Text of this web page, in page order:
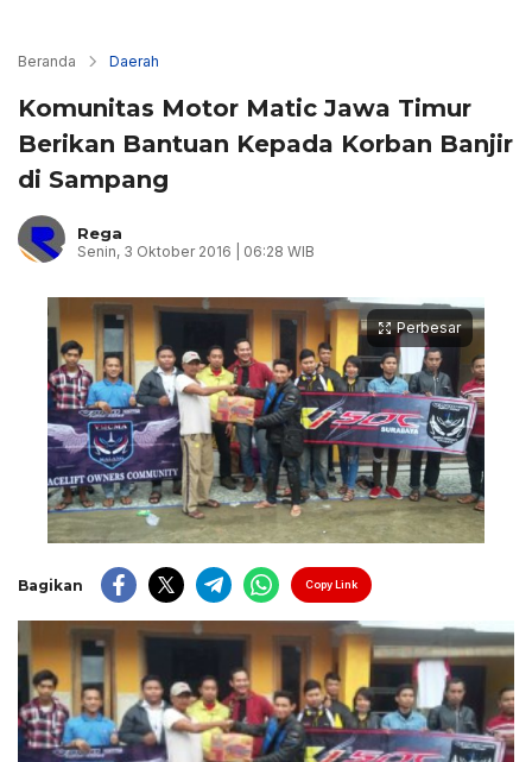
Beranda Daerah
Komunitas Motor Matic Jawa Timur
Berikan Bantuan Kepada Korban Banjir
di Sampang
Rega
Senin, 3 Oktober 2016 | 06:28 WIB
Perbesar
Bagikan Copy Link